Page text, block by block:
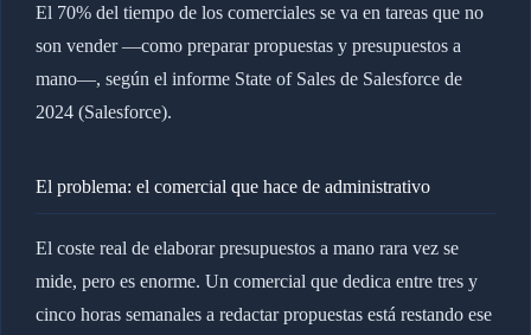
El 70% del tiempo de los comerciales se va en tareas que no
son vender —como preparar propuestas y presupuestos a
mano—, según el informe State of Sales de Salesforce de
2024 (Salesforce).
El problema: el comercial que hace de administrativo
El coste real de elaborar presupuestos a mano rara vez se
mide, pero es enorme. Un comercial que dedica entre tres y
cinco horas semanales a redactar propuestas está restando ese